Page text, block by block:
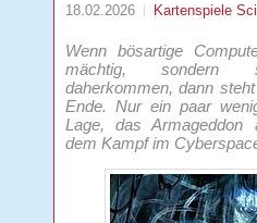
18.02.2026 Kartenspiele
Wenn bösartige
mächtig, sondern
daherkommen, dann
Ende. Nur ein paar
Lage, das Armageddon
dem Kampf im